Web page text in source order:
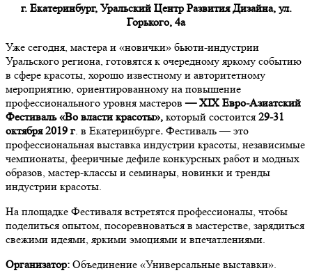
г. Екатеринбург, Уральский Центр Развития Дизайна, ул.
Горького, 4а
Уже сегодня, мастера и «новички» бьюти-индустрии
Уральского региона, готовятся к очередному яркому событию
в сфере красоты, хорошо известному и авторитетному
мероприятию, ориентированному на повышение
профессионального уровня мастеров— XIX Евро-Азиатский
Фестиваль «Во власти красоты», который состоится 29-31
октября 2019 г. в Екатеринбурге. Фестиваль — это
профессиональная выставка индустрии красоты, независимые
чемпионаты, фееричные дефиле конкурсных работ и модных
образов, мастер-классы и семинары, новинки и тренды
индустрии красоты.
На площадке Фестиваля встретятся профессионалы, чтобы
поделиться опытом, посоревноваться в мастерстве, зарядиться
свежими идеями, яркими эмоциями и впечатлениями.
Организатор: Объединение «Универсальные выставки».